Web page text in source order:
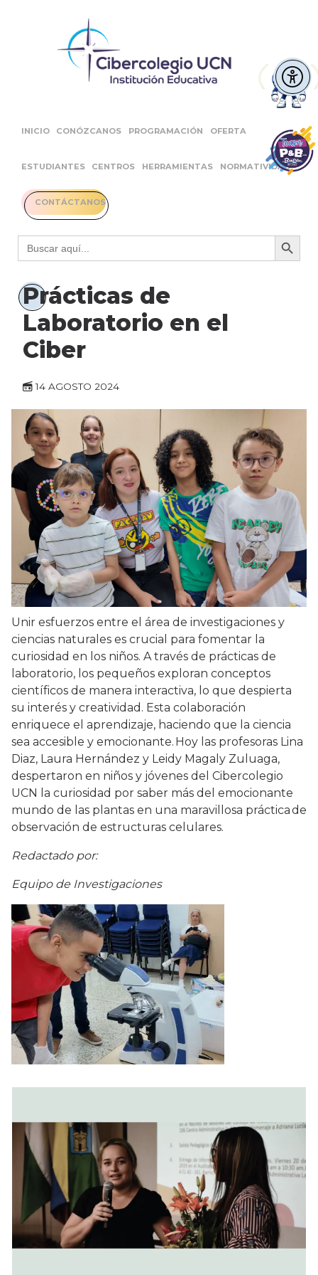
INICIO CONÓZCANOS PROGRAMACIÓN OFERTA
ESTUDIANTES CENTROS HERRAMIENTAS NORMATIVIDAD
CONTÁCTANOS
Buscar: Botón
Prácticas de
Laboratorio en el
Ciber
14 AGOSTO 2024
Unir esfuerzos entre el área de investigaciones y
ciencias naturales es crucial para fomentar la
curiosidad en los niños. A través de prácticas de
laboratorio, los pequeños exploran conceptos
científicos de manera interactiva, lo que despierta
su interés y creatividad. Esta colaboración
enriquece el aprendizaje, haciendo que la ciencia
sea accesible y emocionante. Hoy las profesoras Lina
Diaz, Laura Hernández y Leidy Magaly Zuluaga,
despertaron en niños y jóvenes del Cibercolegio
UCN la curiosidad por saber más del emocionante
mundo de las plantas en una maravillosa práctica de
observación de estructuras celulares.
Redactado por:
Equipo de Investigaciones